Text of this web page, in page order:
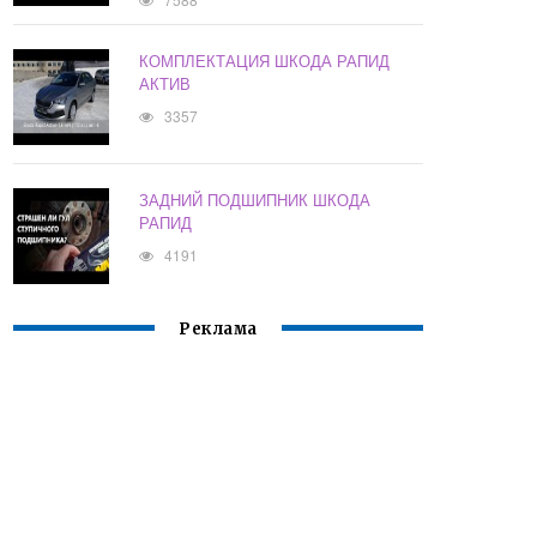
КОМПЛЕКТАЦИЯ ШКОДА РАПИД
АКТИВ
3357
ЗАДНИЙ ПОДШИПНИК ШКОДА
РАПИД
4191
Реклама